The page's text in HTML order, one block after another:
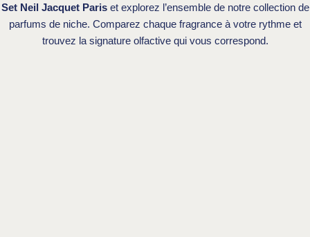
Set Neil Jacquet Pariset explorez l’ensemble de notre collection de
parfums de niche. Comparez chaque fragrance à votre rythme et
trouvez la signature olfactive qui vous correspond.